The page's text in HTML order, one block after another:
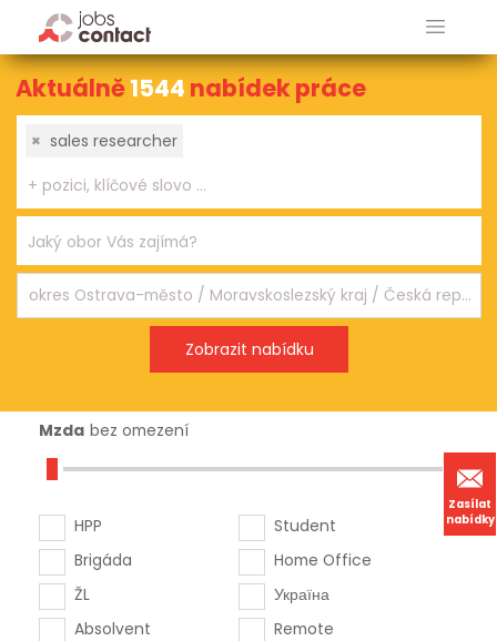
Zasílat
nabídky
Aktuálně1544 nabídek práce
× sales researcher
Mzda bez omezení
HPP
Brigáda
ŽL
Absolvent
Student
Home Office
Україна
Remote